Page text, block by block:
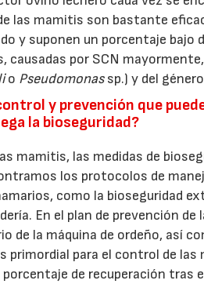
las mamitis son bastante
y suponen un porcentaje
causadas por SCN
o Pseudomonassp.) y del género
y prevención que
la bioseguridad?
mamitis, las medidas de
los protocolos de
como la bioseguridad
En el plan de prevención
de la máquina de ordeño, así
primordial para el control de
de recuperación